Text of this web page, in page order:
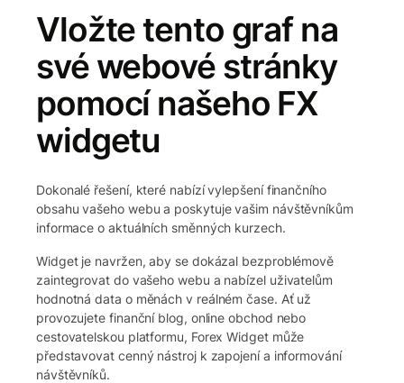
Vložte tento graf na
své webové stránky
pomocí našeho FX
widgetu
Dokonalé řešení, které nabízí vylepšení finančního
obsahu vašeho webu a poskytuje vašim návštěvníkům
informace o aktuálních směnných kurzech.
Widget je navržen, aby se dokázal bezproblémově
zaintegrovat do vašeho webu a nabízel uživatelům
hodnotná data o měnách v reálném čase. Ať už
provozujete finanční blog, online obchod nebo
cestovatelskou platformu, Forex Widget může
představovat cenný nástroj k zapojení a informování
návštěvníků.